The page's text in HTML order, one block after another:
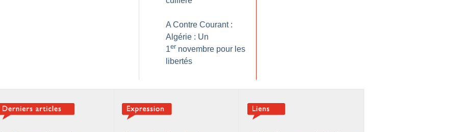
A Contre Courant :
Algérie : Un
1er novembre pour les
libertés